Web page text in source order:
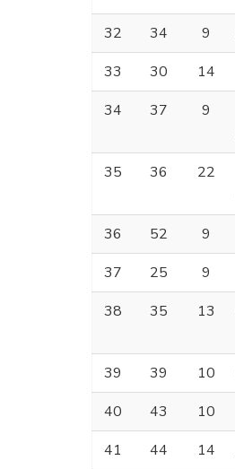
32
34 9
33
30 14
34
37 9
35 36 22
36 52 9
37
25 9
38
35 13
39 39 10
40
43 10
41
44 14